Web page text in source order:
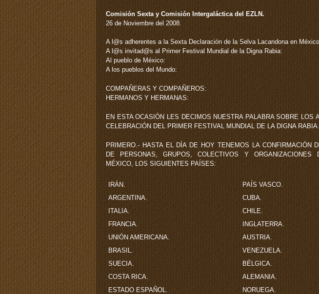
Comisión Sexta y Comisión Intergaláctica del EZLN.
26 de Noviembre del 2008.
A l@s adherentes a la Sexta Declaración de la Selva Lacandona en
A l@s invitad@s al Primer Festival Mundial de la Digna Rabia:
Al pueblo de México:
A los pueblos del Mundo:
COMPAÑERAS Y COMPAÑEROS:
HERMANOS Y HERMANAS:
EN ESTA OCASIÓN LES DECIMOS NUESTRA PALABRA SOBRE LOS
CELEBRACIÓN DEL PRIMER FESTIVAL MUNDIAL DE LA DIGNA RABIA.
PRIMERO.- HASTA EL DÍA DE HOY TENEMOS LA CONFIRMACIÓN
DE PERSONAS, GRUPOS, COLECTIVOS Y ORGANIZACIONES
MÉXICO, LOS SIGUIENTES PAÍSES:
IRÁN.
PAÍS VASCO.
ARGENTINA.
CUBA.
ITALIA.
CHILE.
FRANCIA.
INGLATERRA.
UNIÓN AMERICANA.
AUSTRIA.
BRASIL.
VENEZUELA.
SUECIA.
BÉLGICA.
COSTA RICA.
ALEMANIA.
ESTADO ESPAÑOL.
NORUEGA.